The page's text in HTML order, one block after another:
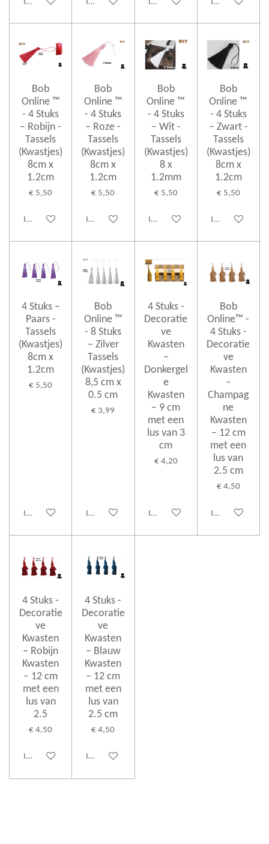
In winkelwagen In winkelwagen In winkelwagen In winkelwagen
Bob
Online ™
- 4 Stuks
– Robijn -
Tassels
(Kwastjes)
8cm x
1.2cm
€ 5,50
In winkelwagen
Bob
Online ™
- 4 Stuks
– Roze -
Tassels
(Kwastjes)
8cm x
1.2cm
€ 5,50
In winkelwagen
Bob
Online ™
- 4 Stuks
– Wit -
Tassels
(Kwastjes)
8 x
1.2mm
€ 5,50
In winkelwagen
Bob
Online ™
- 4 Stuks
– Zwart -
Tassels
(Kwastjes)
8cm x
1.2cm
€ 5,50
In winkelwagen
4 Stuks –
Paars -
Tassels
(Kwastjes)
8cm x
1.2cm
€ 5,50
In winkelwagen
Bob
Online ™
- 8 Stuks
– Zilver
Tassels
(Kwastjes)
8,5 cm x
0.5 cm
€ 3,99
In winkelwagen
4 Stuks -
Decoratie
ve
Kwasten
–
Donkergel
e
Kwasten
– 9 cm
met een
lus van 3
cm
€ 4,20
In winkelwagen
Bob
Online™ -
4 Stuks -
Decoratie
ve
Kwasten
–
Champag
ne
Kwasten
– 12 cm
met een
lus van
2.5 cm
€ 4,50
In winkelwagen
4 Stuks -
Decoratie
ve
Kwasten
– Robijn
Kwasten
– 12 cm
met een
lus van
2.5
€ 4,50
In winkelwagen
4 Stuks -
Decoratie
ve
Kwasten
– Blauw
Kwasten
– 12 cm
met een
lus van
2.5 cm
€ 4,50
In winkelwagen